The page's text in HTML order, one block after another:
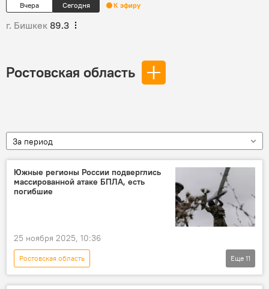
Вчера Сегодня К эфиру
г. Бишкек 89.3
Ростовская область
За период
Южные регионы России подверглись
массированной атаке БПЛА, есть
погибшие
25 ноября 2025, 10:36
Ростовская область
Спецоперация России по защите Донбасса
Еще 11